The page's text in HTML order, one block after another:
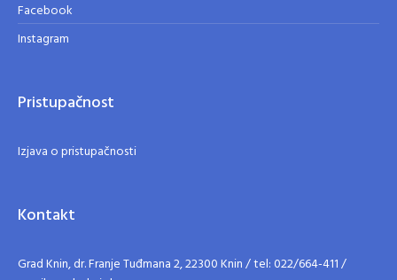
Facebook
Instagram
Pristupačnost
Izjava o pristupačnosti
Kontakt
Grad Knin, dr. Franje Tuđmana 2, 22300 Knin / tel: 022/664-411 /